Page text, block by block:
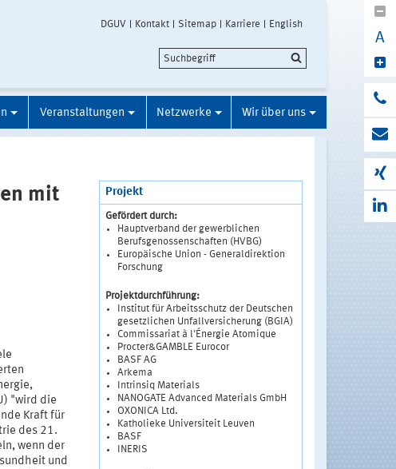
DGUV Kontakt Sitemap Karriere English
A
Veranstaltungen Netzwerke Wir über uns
mit
"wird die
Kraft für
des 21.
wenn der
und
Projekt
Gefördert durch:
Hauptverband der gewerblichen
Berufsgenossenschaften (HVBG)
Europäische Union - Generaldirektion
Forschung
Projektdurchführung:
Institut für Arbeitsschutz der Deutschen
gesetzlichen Unfallversicherung (BGIA)
Commissariat à l'Énergie Atomique
Procter&GAMBLE Eurocor
BASF AG
Arkema
Intrinsiq Materials
NANOGATE Advanced Materials GmbH
OXONICA Ltd.
Katholieke Universiteit Leuven
BASF
INERIS